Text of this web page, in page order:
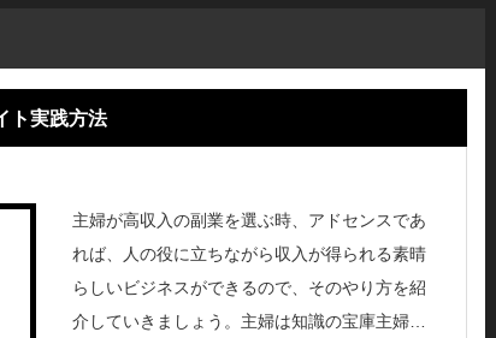
ト実践方法
主婦が高収入の副業を選ぶ時、アドセンスであ
れば、人の役に立ちながら収入が得られる素晴
らしいビジネスができるので、そのやり方を紹
介していきましょう。主婦は知識の宝庫主婦の